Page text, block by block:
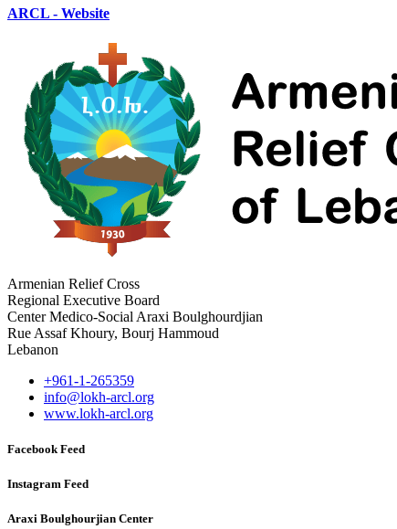
ARCL - Website
Armenian Relief Cross
Regional Executive Board
Center Medico-Social Araxi Boulghourdjian
Rue Assaf Khoury, Bourj Hammoud
Lebanon
+961-1-265359
info@lokh-arcl.org
www.lokh-arcl.org
Facebook Feed
Instagram Feed
Araxi Boulghourjian Center